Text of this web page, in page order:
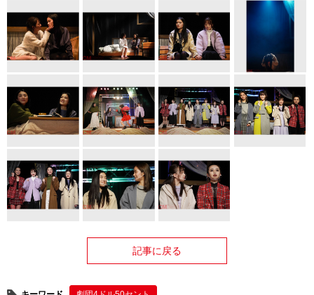
記事に戻る